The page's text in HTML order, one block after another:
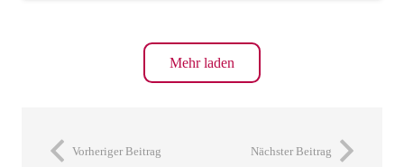
Mehr laden
Vorheriger Beitrag Nächster Beitrag